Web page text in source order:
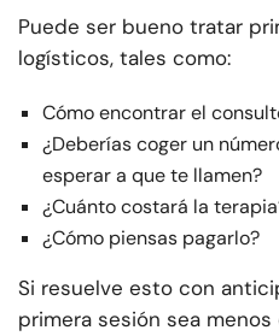
Puede ser bueno tratar
logísticos, tales como:
Cómo encontrar el
¿Deberías coger un
esperar a que te llamen?
¿Cuánto costará la
¿Cómo piensas pagarlo?
Si resuelve esto con
primera sesión sea